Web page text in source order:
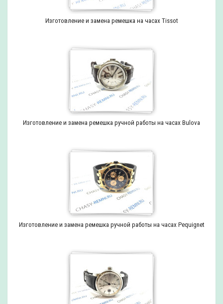
Изготовление и замена ремешка на часах Tissot
Изготовление и замена ремешка ручной работы на часах Bulova
Изготовление и замена ремешка ручной работы на часах Pequignet